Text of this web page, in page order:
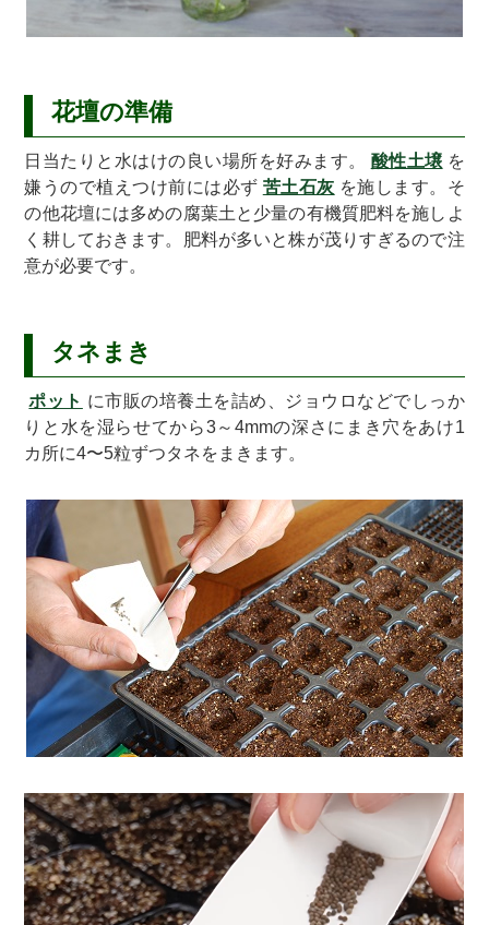
花壇の準備
日当たりと水はけの良い場所を好みます。 酸性土壌 を
嫌うので植えつけ前には必ず 苦土石灰 を施します。そ
の他花壇には多めの腐葉土と少量の有機質肥料を施しよ
く耕しておきます。肥料が多いと株が茂りすぎるので注
意が必要です。
タネまき
ポット に市販の培養土を詰め、ジョウロなどでしっか
りと水を湿らせてから3～4mmの深さにまき穴をあけ1
カ所に4〜5粒ずつタネをまきます。